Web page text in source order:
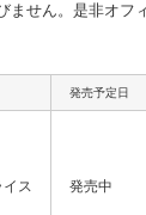
せん。是非オフ
発売予定日
イス 発売中